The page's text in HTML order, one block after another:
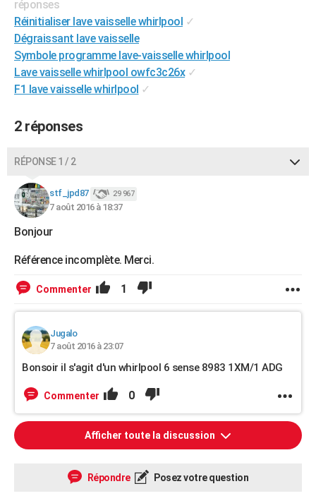
CARTE DE VOEUX
Carte de Noël
Carte Bonne année
Carte Saint-Valentin
Carte Pâques
Carte d'anniversaire
DICTIONNAIRE
Dictionnaire
Biographies
Citations
Expressions
Proverbes
PROGRAMME TV
Bricolage
Lifestyle
Culture
Sport
Auto
Television
Voyage
Cinema
réponses
Réinitialiser lave vaisselle whirlpool ✓
Dégraissant lave vaisselle
Symbole programme lave-vaisselle whirlpool
Lave vaisselle whirlpool owfc3c26x ✓
F1 lave vaisselle whirlpool ✓
2 réponses
RÉPONSE 1 / 2
stf_jpd87 29 967
7 août 2016 à 18:37
Bonjour
Référence incomplète. Merci.
Commenter 1
Jugalo
7 août 2016 à 23:07
Bonsoir il s'agit d'un whirlpool 6 sense 8983 1XM/1 ADG
Commenter 0
Afficher toute la discussion
Répondre Posez votre question